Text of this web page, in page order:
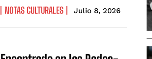
NOTAS CULTURALES Julio 8, 2026